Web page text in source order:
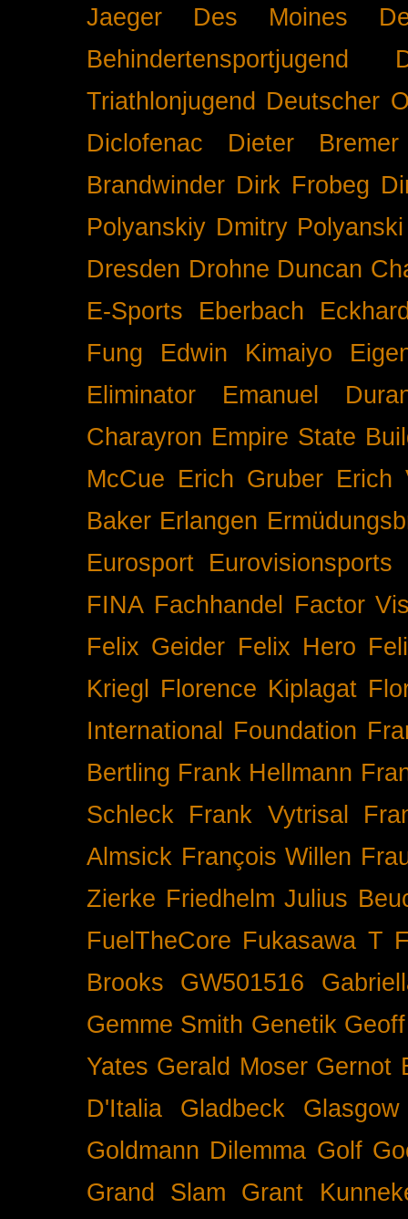
Jaeger
Des Moines
Behindertensportjugend
Triathlonjugend Deutscher
Diclofenac
Dieter Bremer
Brandwinder Dirk Frobeg
Polyanskiy Dmitry Polyanski
Dresden Drohne Duncan
E-Sports
Eberbach
Fung
Edwin Kimaiyo
Eliminator
Emanuel
Charayron Empire State
McCue Erich Gruber Erich
Baker Erlangen
Eurosport Eurovisionsports
FINA Fachhandel
Factor
Felix Geider Felix Hero
Kriegl
Florence Kiplagat
International
Foundation
Bertling Frank Hellmann
Schleck
Frank Vytrisal
Almsick François Willen
Zierke Friedhelm Julius
FuelTheCore Fukasawa T
Brooks
GW501516
Gemme Smith Genetik
Yates Gerald Moser Gernot
D'Italia
Gladbeck
Glasgow
Goldmann Dilemma Golf
Grand Slam
Grant